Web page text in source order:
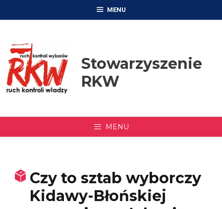
MENU
Stowarzyszenie
RKW
MENU
Czy to sztab wyborczy
Kidawy-Błońskiej